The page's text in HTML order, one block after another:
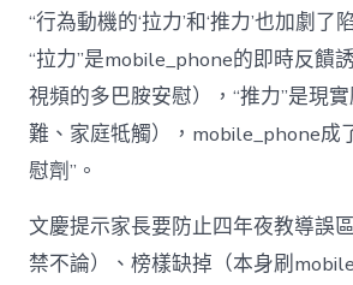
“行為動機的‘拉力’和‘推力’也加劇了
“拉力”是mobile_phone的即時反饋
視頻的多巴胺安慰），“推力”是現
難、家庭牴觸），mobile_phone成
慰劑”。
文慶提示家長要防止四年夜教導誤
禁不論）、榜樣缺掉（本身刷